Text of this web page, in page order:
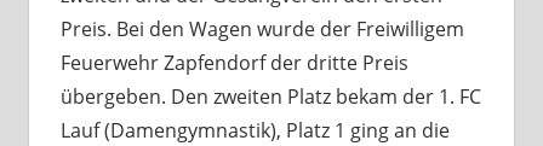
Preis. Bei den Wagen wurde der Freiwilligem
Feuerwehr Zapfendorf der dritte Preis
übergeben. Den zweiten Platz bekam der 1. FC
Lauf (Damengymnastik), Platz 1 ging an die